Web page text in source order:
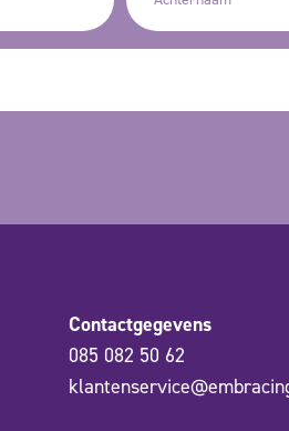
Contactgegevens
085 082 50 62